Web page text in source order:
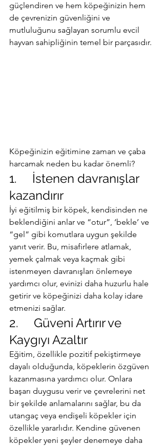
güçlendiren ve hem köpeğinizin hem
de çevrenizin güvenliğini ve
mutluluğunu sağlayan sorumlu evcil
hayvan sahipliğinin temel bir parçasıdır.
Köpeğinizin eğitimine zaman ve çaba
harcamak neden bu kadar önemli?
1.     İstenen davranışlar
kazandırır
İyi eğitilmiş bir köpek, kendisinden ne
beklendiğini anlar ve “otur”, ‘bekle’ ve
“gel” gibi komutlara uygun şekilde
yanıt verir. Bu, misafirlere atlamak,
yemek çalmak veya kaçmak gibi
istenmeyen davranışları önlemeye
yardımcı olur, evinizi daha huzurlu hale
getirir ve köpeğinizi daha kolay idare
etmenizi sağlar.
2.     Güveni Artırır ve
Kaygıyı Azaltır
Eğitim, özellikle pozitif pekiştirmeye
dayalı olduğunda, köpeklerin özgüven
kazanmasına yardımcı olur. Onlara
başarı duygusu verir ve çevrelerini net
bir şekilde anlamalarını sağlar, bu da
utangaç veya endişeli köpekler için
özellikle yararlıdır. Kendine güvenen
köpekler yeni şeyler denemeye daha